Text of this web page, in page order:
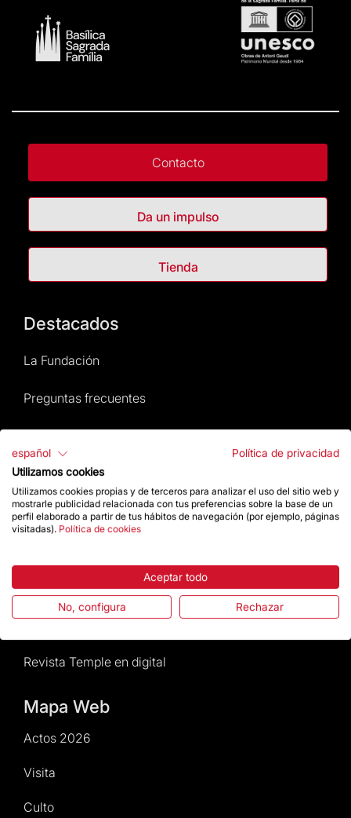
Contacto
Da un impulso
Tienda
Destacados
La Fundación
Preguntas frecuentes
Atención al Visitante
Normativa y condiciones de compra
Noticias y Actualidad
Da un impulso
Actos2026
Revista Temple en digital
Mapa Web
Actos 2026
Visita
Culto
español
Política de privacidad
Utilizamos cookies
Utilizamos cookies propias y de terceros para analizar el uso del sitio web y
mostrarle publicidad relacionada con tus preferencias sobre la base de un
perfil elaborado a partir de tus hábitos de navegación (por ejemplo, páginas
visitadas). Política de cookies
Aceptar todo
No, configura Rechazar